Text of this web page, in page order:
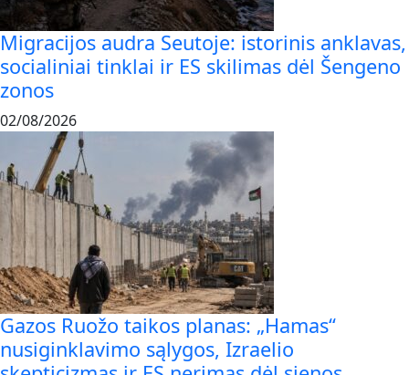
Migracijos audra Seutoje: istorinis anklavas,
socialiniai tinklai ir ES skilimas dėl Šengeno
zonos
02/08/2026
Gazos Ruožo taikos planas: „Hamas“
nusiginklavimo sąlygos, Izraelio